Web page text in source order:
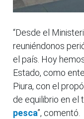
“Desde el
reuniéndonos
el país. Hoy
Estado, como
Piura, con el
de equilibrio en el
pesca”, comentó.